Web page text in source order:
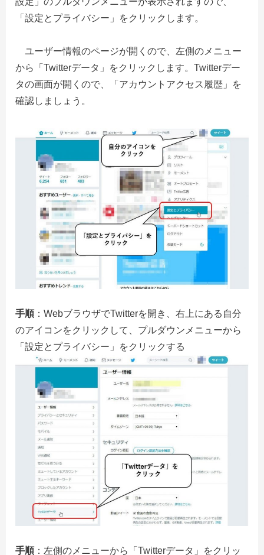
「設定とプライバシー」をクリックします。
ユーザー情報のページが開くので、左側のメニュー
から「Twitterデータ」をクリックします。Twitterデー
タの画面が開くので、「アカウントアクセス履歴」を
確認しましょう。
手順：WebブラウザでTwitterを開き、右上にある自分
のアイコンをクリックして、プルダウンメニューから
「設定とプライバシー」をクリックする
手順：左側のメニューから「Twitterデータ」をクリッ